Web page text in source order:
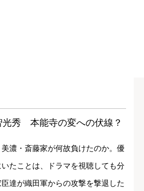
光秀 本能寺の変への伏線？
濃・斎藤家が何故負けたのか。優
たことは、ドラマを視聴しても分
達が織田軍からの攻撃を撃退した